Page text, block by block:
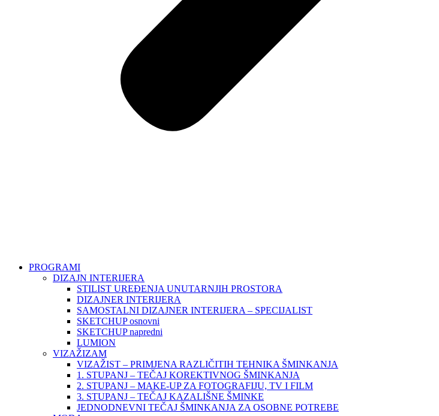
PROGRAMI
DIZAJN INTERIJERA
STILIST UREĐENJA UNUTARNJIH PROSTORA
DIZAJNER INTERIJERA
SAMOSTALNI DIZAJNER INTERIJERA – SPECIJALIST
SKETCHUP osnovni
SKETCHUP napredni
LUMION
VIZAŽIZAM
VIZAŽIST – PRIMJENA RAZLIČITIH TEHNIKA ŠMINKANJA
1. STUPANJ – TEČAJ KOREKTIVNOG ŠMINKANJA
2. STUPANJ – MAKE-UP ZA FOTOGRAFIJU, TV I FILM
3. STUPANJ – TEČAJ KAZALIŠNE ŠMINKE
JEDNODNEVNI TEČAJ ŠMINKANJA ZA OSOBNE POTREBE